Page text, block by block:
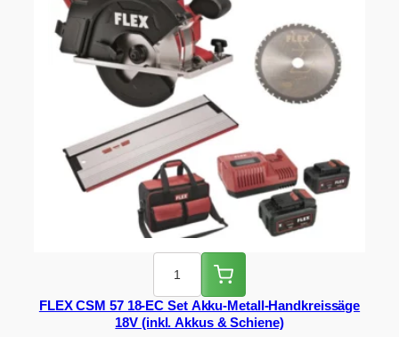
FLEX CSM 57 18-EC Set Akku-Metall-Handkreissäge
18V (inkl. Akkus & Schiene)